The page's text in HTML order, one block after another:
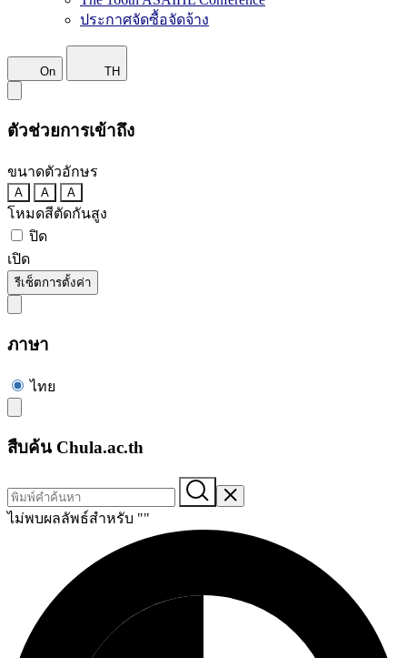
ประกาศจัดซื้อจัดจ้าง
On TH
ตัวช่วยการเข้าถึง
ขนาดตัวอักษร
A A A
โหมดสีตัดกันสูง
ปิด
เปิด
รีเซ็ตการตั้งค่า
ภาษา
ไทย
สืบค้น Chula.ac.th
ไม่พบผลลัพธ์สำหรับ ""